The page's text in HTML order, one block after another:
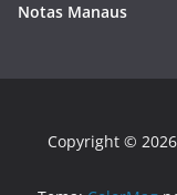
Notas Manaus
Copyright © 2026